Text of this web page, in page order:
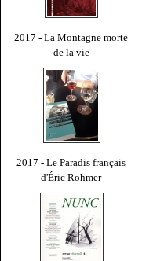
2017 - La Montagne morte
de la vie
2017 - Le Paradis français
d'Éric Rohmer